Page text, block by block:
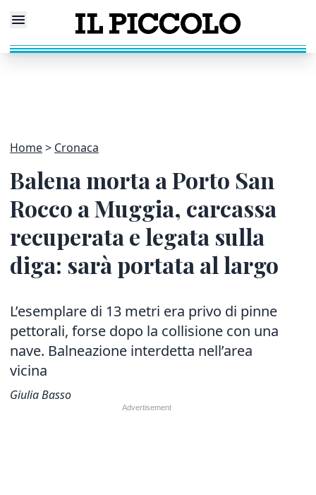
Home Cronaca
Balena morta a Porto San
Rocco a Muggia, carcassa
recuperata e legata sulla
diga: sarà portata al largo
L’esemplare di 13 metri era privo di pinne
pettorali, forse dopo la collisione con una
nave. Balneazione interdetta nell’area
vicina
Giulia Basso